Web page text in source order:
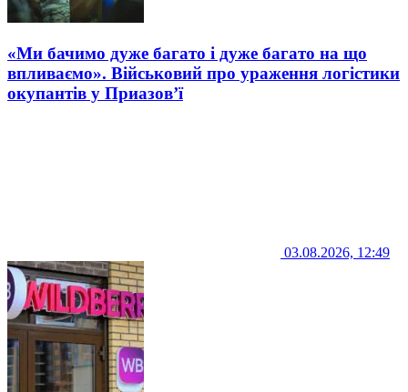
«Ми бачимо дуже багато і дуже багато на що
впливаємо». Військовий про ураження логістики
окупантів у Приазов’ї
03.08.2026, 12:49